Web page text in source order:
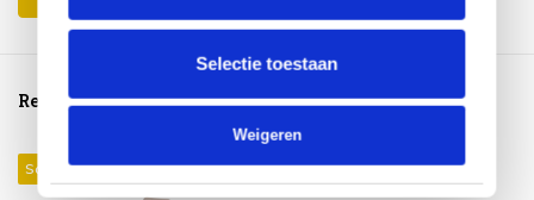
Selectie toestaan
Weigeren
Reeds bekeken
Sale 28%